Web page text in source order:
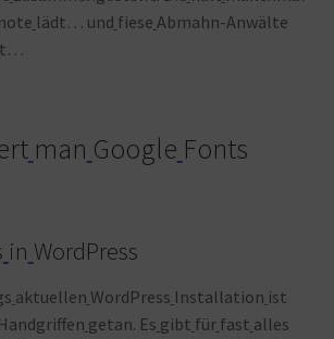
lädt… und fiese Abmahn-Anwälte
man Google Fonts
in WordPress
aktuellen WordPress Installation ist
Handgriffen getan. Es gibt für fast alles